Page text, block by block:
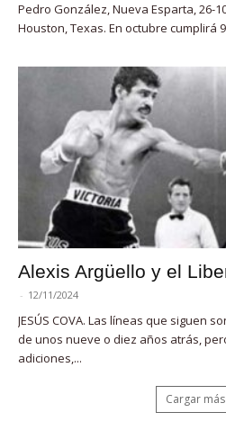
Pedro González, Nueva Esparta, 26-
Houston, Texas. En octubre cumplirá
Alexis Argüello y el
- 12/11/2024
JESÚS COVA. Las líneas que siguen
de unos nueve o diez años atrás,
adiciones,...
Cargar más